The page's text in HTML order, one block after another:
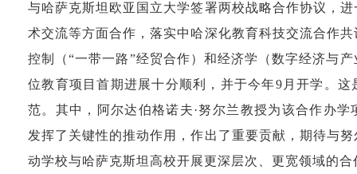
与哈萨克斯坦欧亚国立大学签署两校战略合作协议，
术交流等方面合作，落实中哈深化教育科技交流合作
控制（“一带一路”经贸合作）和经济学（数字经济与
位教育项目首期进展十分顺利，并于今年9月开学。
范。其中，阿尔达伯格诺夫·努尔兰教授为该合作办
发挥了关键性的推动作用，作出了重要贡献，期待与
动学校与哈萨克斯坦高校开展更深层次、更宽领域的合